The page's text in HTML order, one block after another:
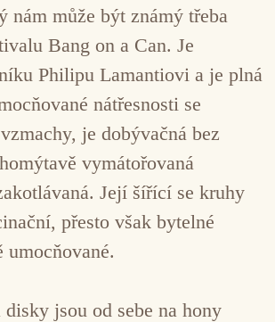
nám může být známý třeba
Bang on a Can. Je
Philipu Lamantiovi a je plná
nátřesnosti se
je dobývačná bez
vymátořovaná
Její šířící se kruhy
přesto však bytelné
umocňované.
jsou od sebe na hony